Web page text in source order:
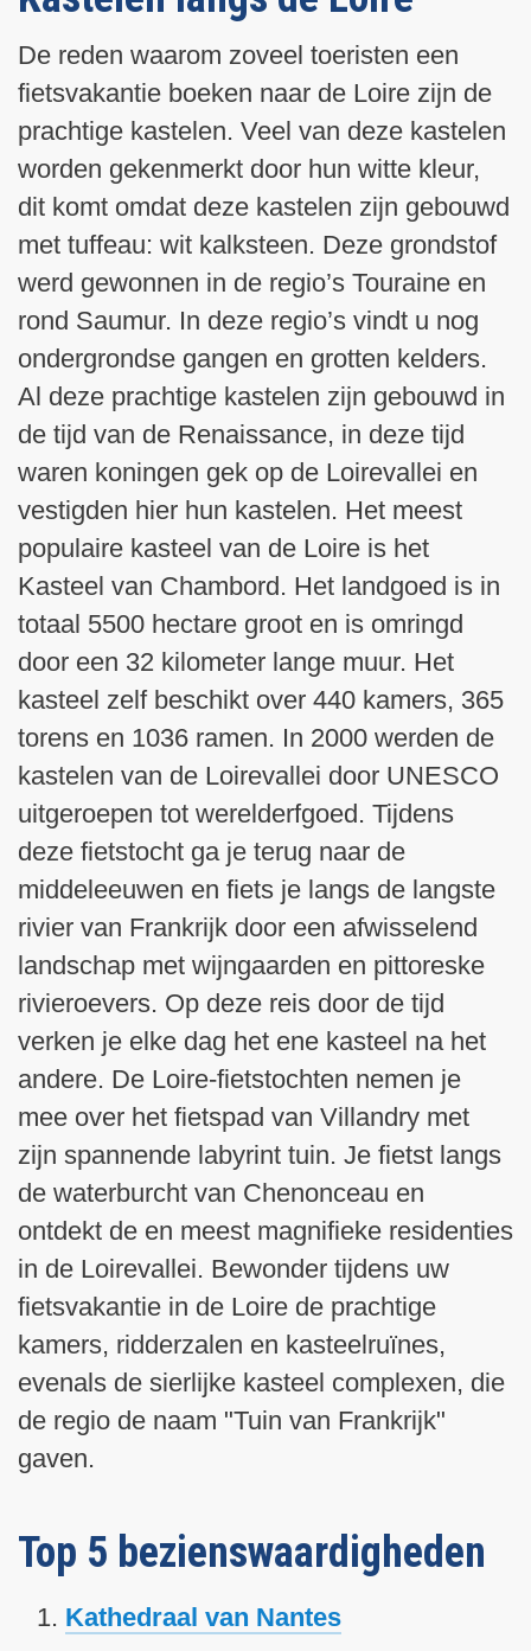
De reden waarom zoveel toeristen een
fietsvakantie boeken naar de Loire zijn de
prachtige kastelen. Veel van deze kastelen
worden gekenmerkt door hun witte kleur,
dit komt omdat deze kastelen zijn gebouwd
met tuffeau: wit kalksteen. Deze grondstof
werd gewonnen in de regio’s Touraine en
rond Saumur. In deze regio’s vindt u nog
ondergrondse gangen en grotten kelders.
Al deze prachtige kastelen zijn gebouwd in
de tijd van de Renaissance, in deze tijd
waren koningen gek op de Loirevallei en
vestigden hier hun kastelen. Het meest
populaire kasteel van de Loire is het
Kasteel van Chambord. Het landgoed is in
totaal 5500 hectare groot en is omringd
door een 32 kilometer lange muur. Het
kasteel zelf beschikt over 440 kamers, 365
torens en 1036 ramen. In 2000 werden de
kastelen van de Loirevallei door UNESCO
uitgeroepen tot werelderfgoed. Tijdens
deze fietstocht ga je terug naar de
middeleeuwen en fiets je langs de langste
rivier van Frankrijk door een afwisselend
landschap met wijngaarden en pittoreske
rivieroevers. Op deze reis door de tijd
verken je elke dag het ene kasteel na het
andere. De Loire-fietstochten nemen je
mee over het fietspad van Villandry met
zijn spannende labyrint tuin. Je fietst langs
de waterburcht van Chenonceau en
ontdekt de en meest magnifieke residenties
in de Loirevallei. Bewonder tijdens uw
fietsvakantie in de Loire de prachtige
kamers, ridderzalen en kasteelruïnes,
evenals de sierlijke kasteel complexen, die
de regio de naam "Tuin van Frankrijk"
gaven.
Top 5 bezienswaardigheden
Kathedraal van Nantes